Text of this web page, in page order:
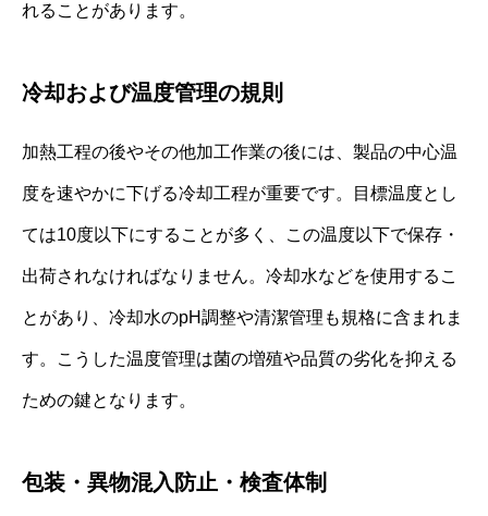
れることがあります。
冷却および温度管理の規則
加熱工程の後やその他加工作業の後には、製品の中心温
度を速やかに下げる冷却工程が重要です。目標温度とし
ては10度以下にすることが多く、この温度以下で保存・
出荷されなければなりません。冷却水などを使用するこ
とがあり、冷却水のpH調整や清潔管理も規格に含まれま
す。こうした温度管理は菌の増殖や品質の劣化を抑える
ための鍵となります。
包装・異物混入防止・検査体制